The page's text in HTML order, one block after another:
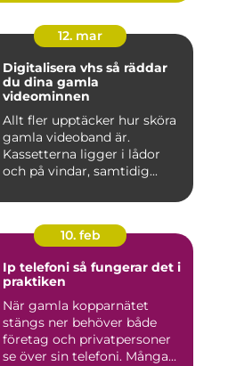
12. mar
Digitalisera vhs så räddar
du dina gamla
videominnen
Allt fler upptäcker hur sköra
gamla videoband är.
Kassetterna ligger i lådor
och på vindar, samtidig...
10. feb
Ip telefoni så fungerar det i
praktiken
När gamla kopparnätet
stängs ner behöver både
företag och privatpersoner
se över sin telefoni. Många...